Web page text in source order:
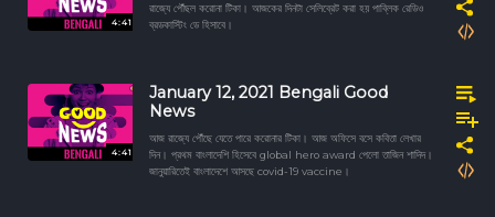
4:41
রাজ্যে পৌঁছল করোনা টিকা। আজকের দিনটা সেলিব্রেট করা হয় পাব্লিক রেডিও
ব্রডকাস্টিং ডে হিসাবে।
4:41
January 12, 2021 Bengali Good
News
আজ রাজ্যে পৌঁছে যেতে পারে করোনার টিকা। আজ অফিসে বসে কবিতা লেখার
দিন। প্রথম বাংলাদেশি হিসেবে global hero award পেলো তাজিন শাদিদ।
জানুয়ারিতেই বাংলাদেশে আসছে covid-19 vaccine।